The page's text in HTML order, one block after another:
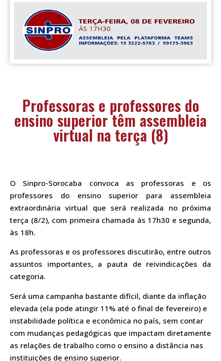
Professoras e professores do
ensino superior têm assembleia
virtual na terça (8)
O Sinpro-Sorocaba convoca as professoras e os
professores do ensino superior para assembleia
extraordinária virtual que será realizada no próxima
terça (8/2), com primeira chamada às 17h30 e segunda,
às 18h.
As professoras e os professores discutirão, entre outros
assuntos importantes, a pauta de reivindicações da
categoria.
Será uma campanha bastante difícil, diante da inflação
elevada (ela pode atingir 11% até o final de fevereiro) e
instabilidade política e econômica no país, sem contar
com mudanças pedagógicas que impactam diretamente
as relações de trabalho como o ensino a distância nas
instituições de ensino superior.